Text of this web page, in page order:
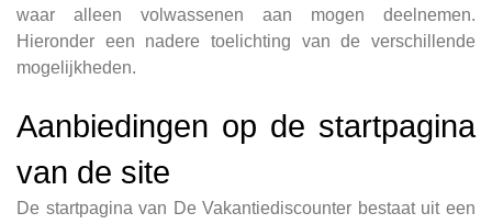
waar alleen volwassenen aan mogen deelnemen.
Hieronder een nadere toelichting van de verschillende
mogelijkheden.
Aanbiedingen op de startpagina
van de site
De startpagina van De Vakantiediscounter bestaat uit een